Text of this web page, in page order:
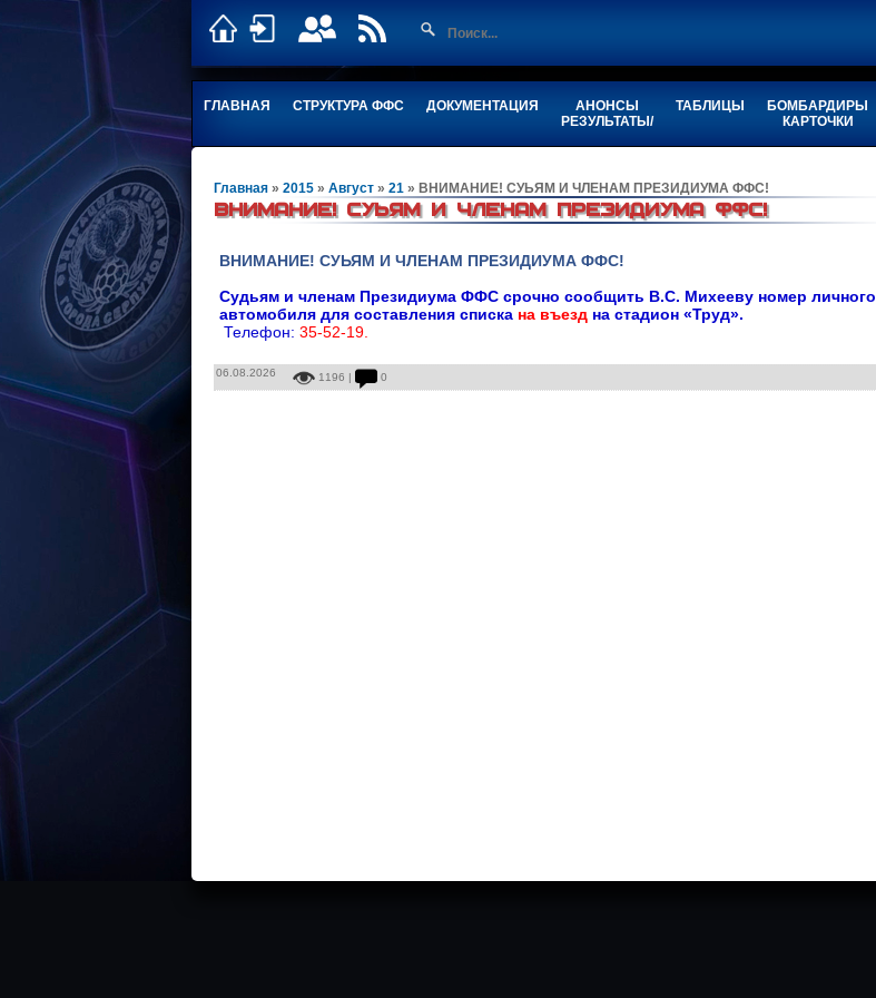
ГЛАВНАЯ СТРУКТУРА ФФС ДОКУМЕНТАЦИЯ
АНОНСЫ
РЕЗУЛЬТАТЫ/
ТАБЛИЦЫ
БОМБАРДИРЫ
КАРТОЧКИ
Главная » 2015 » Август » 21 » ВНИМАНИЕ! СУЬЯМ И ЧЛЕНАМ ПРЕЗИДИУМА ФФС!
ВНИМАНИЕ! СУЬЯМ И ЧЛЕНАМ ПРЕЗИДИУМА ФФС!
ВНИМАНИЕ! СУЬЯМ И ЧЛЕНАМ ПРЕЗИДИУМА ФФС!
Судьям и членам Президиума ФФС срочно сообщить В.С. Михееву номер личного
автомобиля для составления списка на въезд на стадион «Труд».
Телефон: 35-52-19.
06.08.2026 1196 | 0